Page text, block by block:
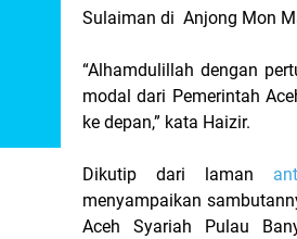
Sulaiman di Anjong Mon
“Alhamdulillah dengan
modal dari Pemerintah
ke depan,” kata Haizir.
Dikutip dari laman
menyampaikan
Aceh Syariah Pulau